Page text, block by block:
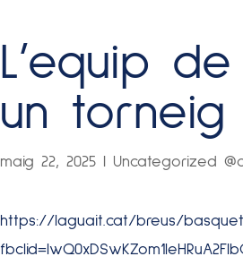
L’equip
un torneig
maig 22, 2025 Uncategorized
https://laguait.cat/breus/